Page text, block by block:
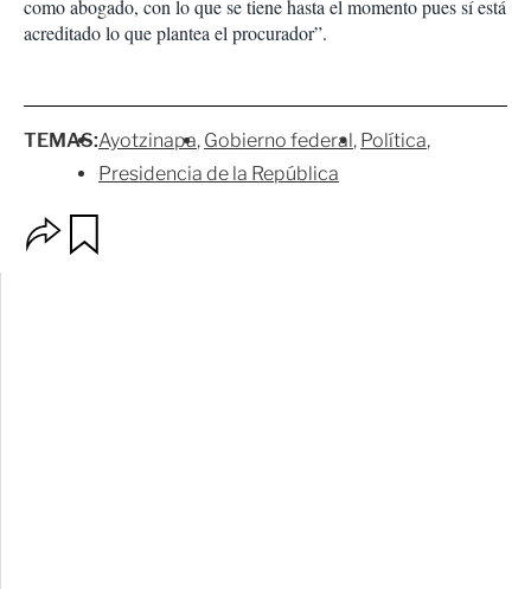
como abogado, con lo que se tiene hasta el momento pues sí está
acreditado lo que plantea el procurador”.
TEMAS:Ayotzinapa Gobierno federal Política
Presidencia de la República
p